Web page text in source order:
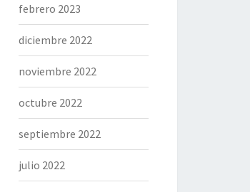
febrero 2023
diciembre 2022
noviembre 2022
octubre 2022
septiembre 2022
julio 2022